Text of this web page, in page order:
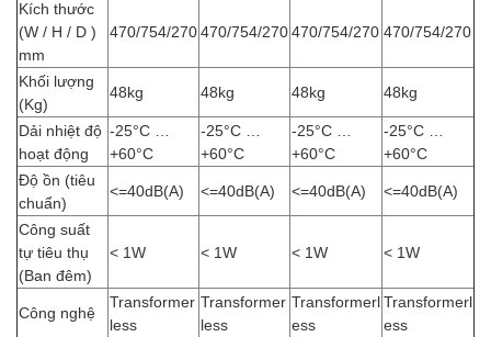
Kích thước
(W / H / D )
mm
470/754/270470/754/270470/754/270 470/754/270
Khối lượng
(Kg)
48kg 48kg 48kg 48kg
Dải nhiệt độ
hoạt động
-25°C …
+60°C
-25°C …
+60°C
-25°C …
+60°C
-25°C …
+60°C
Độ ồn (tiêu
chuẩn)
<=40dB(A) <=40dB(A) <=40dB(A) <=40dB(A)
Công suất
tự tiêu thụ
(Ban đêm)
< 1W < 1W < 1W < 1W
Công nghệ
Transformer
less
Transformer
less
Transformerl
ess
Transformerl
ess